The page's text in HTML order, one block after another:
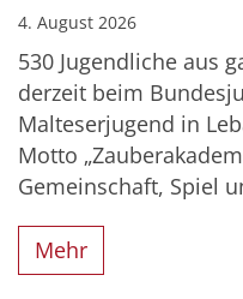
4. August 2026
530 Jugendliche aus
derzeit beim
Malteserjugend in
Motto
Gemeinschaft, Spiel
Mehr